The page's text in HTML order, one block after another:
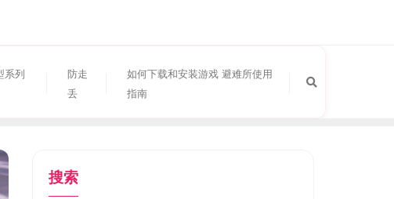
系列
防走
丢
如何下载和安装游戏 避难所使用
指南
搜索